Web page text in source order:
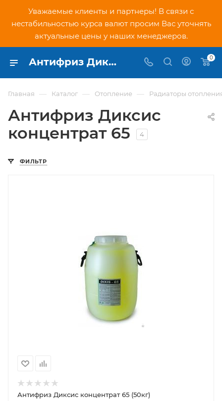
Уважаемые клиенты и партнеры! В связи с
нестабильностью курса валют просим Вас уточнять
актуальные цены у наших менеджеров.
Антифриз Диксис 65 - купить в интернет-магазине Москвы PNDtech.ru 0
Главная — Каталог — Отопление — Радиаторы
Антифриз Диксис
концентрат 65
4
ФИЛЬТР
Антифриз Диксис концентрат 65 (50кг)